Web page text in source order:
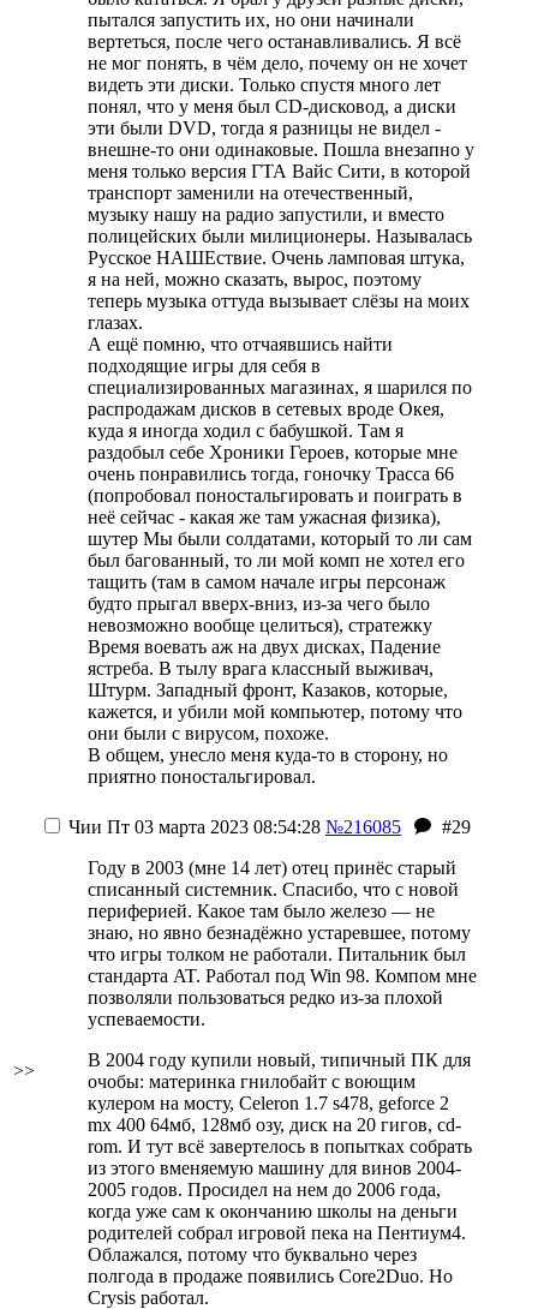
пытался запустить их, но они начинали
вертеться, после чего останавливались. Я всё
не мог понять, в чём дело, почему он не хочет
видеть эти диски. Только спустя много лет
понял, что у меня был CD-дисковод, а диски
эти были DVD, тогда я разницы не видел -
внешне-то они одинаковые. Пошла внезапно у
меня только версия ГТА Вайс Сити, в которой
транспорт заменили на отечественный,
музыку нашу на радио запустили, и вместо
полицейских были милиционеры. Называлась
Русское НАШЕствие. Очень ламповая штука,
я на ней, можно сказать, вырос, поэтому
теперь музыка оттуда вызывает слёзы на моих
глазах.
А ещё помню, что отчаявшись найти
подходящие игры для себя в
специализированных магазинах, я шарился по
распродажам дисков в сетевых вроде Окея,
куда я иногда ходил с бабушкой. Там я
раздобыл себе Хроники Героев, которые мне
очень понравились тогда, гоночку Трасса 66
(попробовал поностальгировать и поиграть в
неё сейчас - какая же там ужасная физика),
шутер Мы были солдатами, который то ли сам
был багованный, то ли мой комп не хотел его
тащить (там в самом начале игры персонаж
будто прыгал вверх-вниз, из-за чего было
невозможно вообще целиться), стратежку
Время воевать аж на двух дисках, Падение
ястреба. В тылу врага классный выживач,
Штурм. Западный фронт, Казаков, которые,
кажется, и убили мой компьютер, потому что
они были с вирусом, похоже.
В общем, унесло меня куда-то в сторону, но
приятно поностальгировал.
>>
Чии Пт 03 марта 2023 08:54:28 №216085
#29
Году в 2003 (мне 14 лет) отец принёс старый
списанный системник. Спасибо, что с новой
периферией. Какое там было железо — не
знаю, но явно безнадёжно устаревшее, потому
что игры толком не работали. Питальник был
стандарта AT. Работал под Win 98. Компом мне
позволяли пользоваться редко из-за плохой
успеваемости.
В 2004 году купили новый, типичный ПК для
очобы: материнка гнилобайт с воющим
кулером на мосту, Celeron 1.7 s478, geforce 2
mx 400 64мб, 128мб озу, диск на 20 гигов, cd-
rom. И тут всё завертелось в попытках собрать
из этого вменяемую машину для винов 2004-
2005 годов. Просидел на нем до 2006 года,
когда уже сам к окончанию школы на деньги
родителей собрал игровой пека на Пентиум4.
Облажался, потому что буквально через
полгода в продаже появились Core2Duo. Но
Crysis работал.